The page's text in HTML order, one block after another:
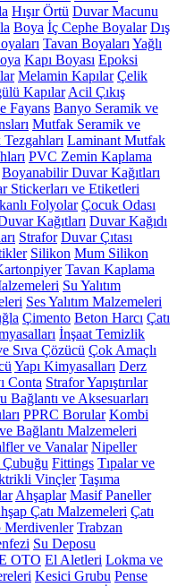
Hışır Örtü Duvar Macunu
Boya İç Cephe Boyalar Dış
Tavan Boyaları Yağlı
Kapı Boyası Epoksi
Melamin Kapılar Çelik
Kapılar Acil Çıkış
Fayans Banyo Seramik ve
Mutfak Seramik ve
Laminant Mutfak
PVC Zemin Kaplama
Boyanabilir Duvar Kağıtları
Stickerları ve Etiketleri
Folyolar Çocuk Odası
Kağıtları Duvar Kağıdı
Strafor Duvar Çıtası
Silikon Mum Silikon
Tavan Kaplama
Su Yalıtım
Ses Yalıtım Malzemeleri
Çimento Beton Harcı Çatı
İnşaat Temizlik
Sıva Çözücü Çok Amaçlı
Yapı Kimyasalları Derz
Conta Strafor Yapıştırılar
Bağlantı ve Aksesuarları
PPRC Borular Kombi
Bağlantı Malzemeleri
ve Vanalar Nipeller
Çubuğu Fittings Tıpalar ve
Vinçler Taşıma
Ahşaplar Masif Paneller
Çatı Malzemeleri Çatı
Merdivenler Trabzan
Su Deposu
OTO El Aletleri Lokma ve
Kesici Grubu Pense